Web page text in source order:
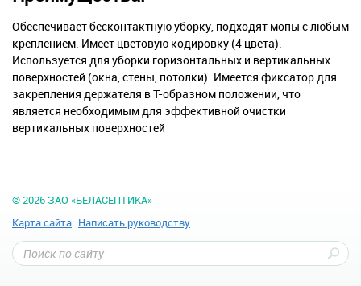
Обеспечивает бесконтактную уборку, подходят мопы с любым
креплением. Имеет цветовую кодировку (4 цвета).
Используется для уборки горизонтальных и вертикальных
поверхностей (окна, стены, потолки). Имеется фиксатор для
закрепления держателя в T-образном положении, что
является необходимым для эффективной очистки
вертикальных поверхностей
© 2026 ЗАО «БЕЛАСЕПТИКА»
Карта сайта Написать руководству